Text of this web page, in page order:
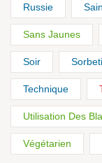
Russie
Sans Jaunes
Soir
Technique
Utilisation Des
Végétarien